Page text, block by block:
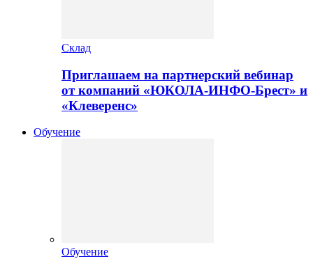
Склад
Приглашаем на партнерский вебинар
от компаний «ЮКОЛА-ИНФО-Брест» и
«Клеверенс»
Обучение
Обучение